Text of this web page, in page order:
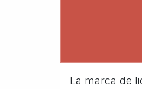
La marca de